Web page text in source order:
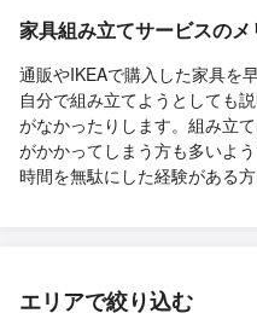
家具組み立てサービスのメ
通販やIKEAで購入した家具を
自分で組み立てようとしても
がなかったりします。組み立
がかかってしまう方も多いよ
時間を無駄にした経験がある
エリアで絞り込む